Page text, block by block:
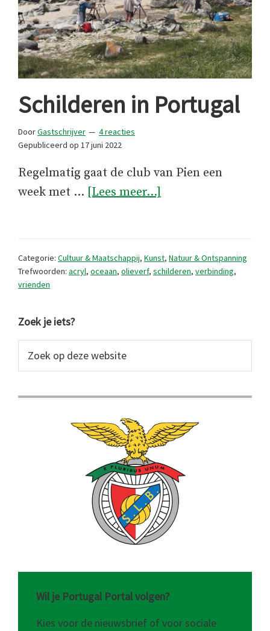
Schilderen in Portugal
DoorGastschrijver
4 reacties
Gepubliceerd op 17 juni 2022
Regelmatig gaat de club van Pien een
week met … [Lees meer...]
Categorie: Cultuur & Maatschappij, Kunst, Natuur & Ontspanning
Trefwoorden: acryl, oceaan, olieverf, schilderen, verbinding,
vrienden
Primaire
Sidebar
Zoek je iets?
op
website
Wil je Portugal Portal volgen?
Kies voor de nieuwsbrief of voor sociale